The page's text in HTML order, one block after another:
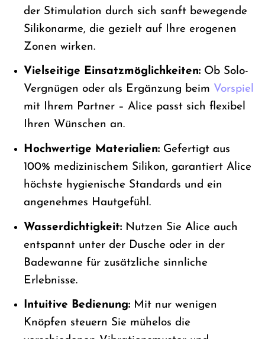
der Stimulation durch sich sanft bewegende
Silikonarme, die gezielt auf Ihre erogenen
Zonen wirken.
Vielseitige Einsatzmöglichkeiten:Ob Solo-
Vergnügen oder als Ergänzung beim Vorspiel
mit Ihrem Partner – Alice passt sich flexibel
Ihren Wünschen an.
Hochwertige Materialien:Gefertigt aus
100% medizinischem Silikon, garantiert Alice
höchste hygienische Standards und ein
angenehmes Hautgefühl.
Wasserdichtigkeit:Nutzen Sie Alice auch
entspannt unter der Dusche oder in der
Badewanne für zusätzliche sinnliche
Erlebnisse.
Intuitive Bedienung:Mit nur wenigen
Knöpfen steuern Sie mühelos die